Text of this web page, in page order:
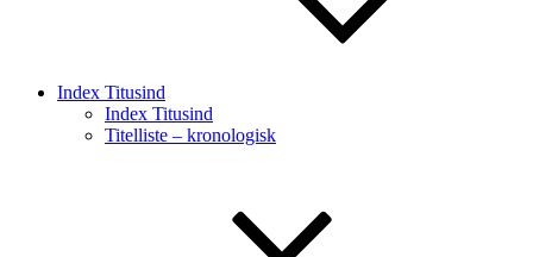
Index Titusind
Index Titusind
Titelliste – kronologisk